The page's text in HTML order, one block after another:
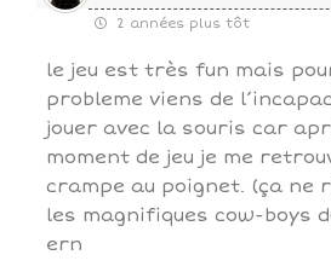
2 années plus tôt
le jeu est très fun mais
probleme viens de
jouer avec la souris car
moment de jeu je me
crampe au poignet. (ça ne
les magnifiques cow-boys
ern